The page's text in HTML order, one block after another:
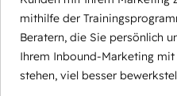
mithilfe der
Beratern, die Sie persönlich
Ihrem Inbound-Marketing
stehen, viel besser